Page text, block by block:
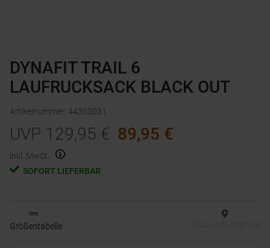
DYNAFIT TRAIL 6
LAUFRUCKSACK BLACK OUT
Artikelnummer: 44303031
UVP 129,95 € 89,95 €
inkl. MwSt.
SOFORT LIEFERBAR
Größentabelle